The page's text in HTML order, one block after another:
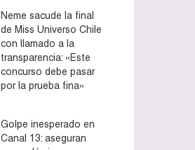
Neme sacude la final
de Miss Universo Chile
con llamado a la
transparencia: «Este
concurso debe pasar
por la prueba fina»
Golpe inesperado en
Canal 13: aseguran